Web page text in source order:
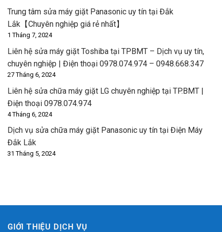
Trung tâm sửa máy giặt Panasonic uy tín tại Đắk
Lắk【Chuyên nghiệp giá rẻ nhất】
1 Tháng 7, 2024
Liên hệ sửa máy giặt Toshiba tại TPBMT – Dịch vụ uy tín,
chuyên nghiệp | Điện thoại 0978.074.974 – 0948.668.347
27 Tháng 6, 2024
Liên hệ sửa chữa máy giặt LG chuyên nghiệp tại TP.BMT |
Điện thoại 0978.074.974
4 Tháng 6, 2024
Dịch vụ sửa chữa máy giặt Panasonic uy tín tại Điện Máy
Đắk Lắk
31 Tháng 5, 2024
GIỚI THIỆU DỊCH VỤ